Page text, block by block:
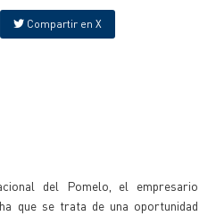
Compartir en X
del Pomelo, el empresario
que se trata de una oportunidad